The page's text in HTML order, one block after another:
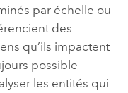
par échelle ou
des
qu’ils impactent
possible
les entités qui